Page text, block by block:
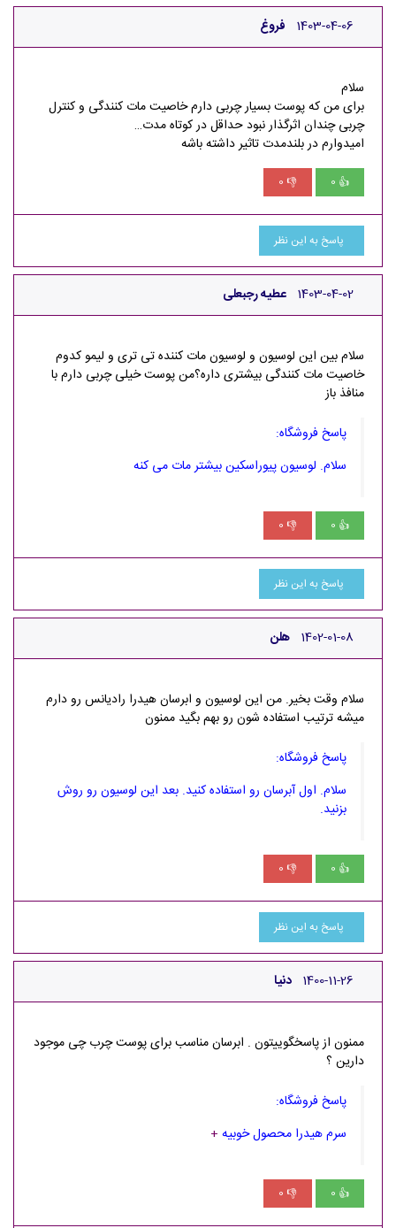
فروغ 1403-04-06
سلام
برای من که پوست بسیار چربی دارم خاصیت مات کنندگی و کنترل
چربی چندان اثرگذار نبود حداقل در کوتاه مدت…
امیدوارم در بلندمدت تاثیر داشته باشه
👍
0
👎
0
پاسخ به این نظر
عطیه رجبعلی 1403-04-02
سلام بین این لوسیون و لوسیون مات کننده تی تری و لیمو کدوم
خاصیت مات کنندگی بیشتری داره؟من پوست خیلی چربی دارم با
منافذ باز
پاسخ فروشگاه:
سلام. لوسیون پیوراسکین بیشتر مات می کنه
👍
0
👎
0
پاسخ به این نظر
هلن 1402-01-08
سلام وقت بخیر. من این لوسیون و ابرسان هیدرا رادیانس رو دارم
میشه ترتیب استفاده شون رو بهم بگید ممنون
پاسخ فروشگاه:
سلام. اول آبرسان رو استفاده کنید. بعد این لوسیون رو روش
بزنید.
👍
0
👎
0
پاسخ به این نظر
دنیا 1400-11-26
ممنون از پاسخگوییتون . ابرسان مناسب برای پوست چرب چی موجود
دارین ؟
پاسخ فروشگاه:
سرم هیدرا محصول خوبیه +
👍
0
👎
0